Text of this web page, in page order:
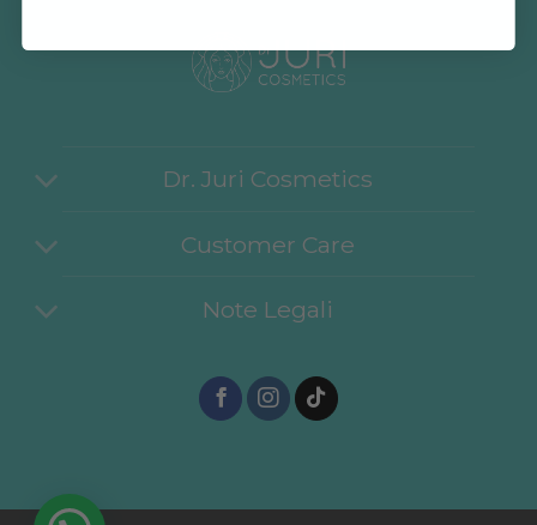
Dr. Juri Cosmetics
Customer Care
Note Legali